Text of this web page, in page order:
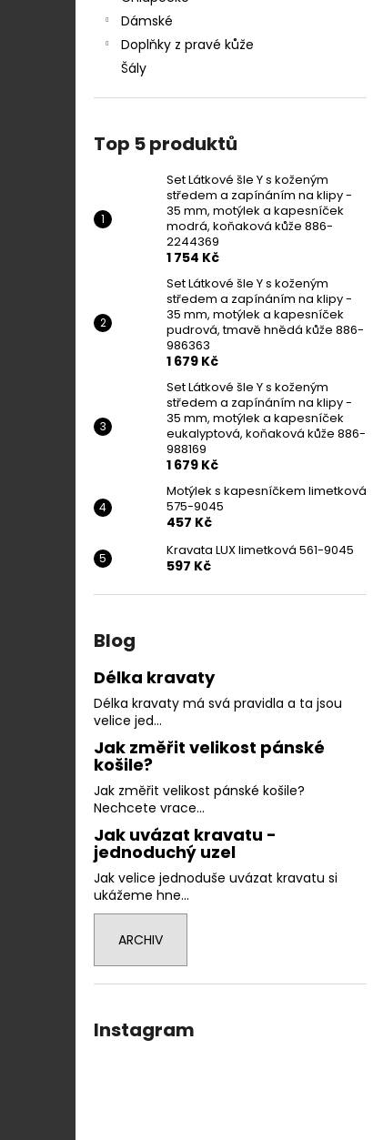
Dámské
Doplňky z pravé kůže
Šály
Top 5 produktů
Set Látkové šle Y s koženým
středem a zapínáním na klipy -
35 mm, motýlek a kapesníček
modrá, koňaková kůže 886-
2244369
1 754 Kč
Set Látkové šle Y s koženým
středem a zapínáním na klipy -
35 mm, motýlek a kapesníček
pudrová, tmavě hnědá kůže 886-
986363
1 679 Kč
Set Látkové šle Y s koženým
středem a zapínáním na klipy -
35 mm, motýlek a kapesníček
eukalyptová, koňaková kůže 886-
988169
1 679 Kč
Motýlek s kapesníčkem limetková
575-9045
457 Kč
Kravata LUX limetková 561-9045
597 Kč
Blog
Délka kravaty
Délka kravaty má svá pravidla a ta jsou
velice jed...
Jak změřit velikost pánské
košile?
Jak změřit velikost pánské košile?
Nechcete vrace...
Jak uvázat kravatu -
jednoduchý uzel
Jak velice jednoduše uvázat kravatu si
ukážeme hne...
ARCHIV
Instagram